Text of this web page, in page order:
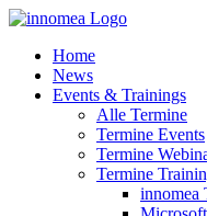
Zum
springenHome
News
Events & Trainings
Alle Termine
Termine Events
Termine
Termine
innomea